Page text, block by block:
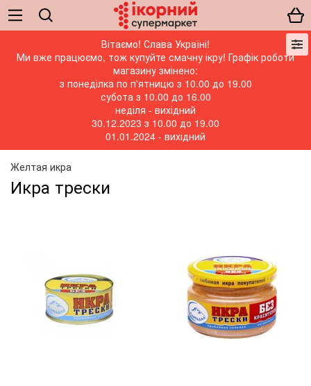
Вітаємо! Слава Україні!
Ми вже працюємо, тож купуйте смачну ікру! Графік роботи
магазину змінено:
з понеділка по п'ятницю з 10.00 до 19.00
субота з 10.00 до 16.00
неділя - вихідний
30.12.2023 з 10.00 до 19.00
01.01.2024 - вихідний
Желтая икра
Икра трески